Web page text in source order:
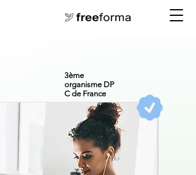
3ème
organisme DP
C de France